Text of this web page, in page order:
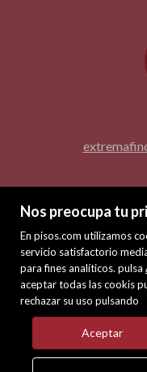
Nos preocupa tu
En pisos.com utilizamos
servicio satisfactorio
para fines analíticos. pulsa
aceptar todas las cookis
rechazar su uso pulsando
Aceptar